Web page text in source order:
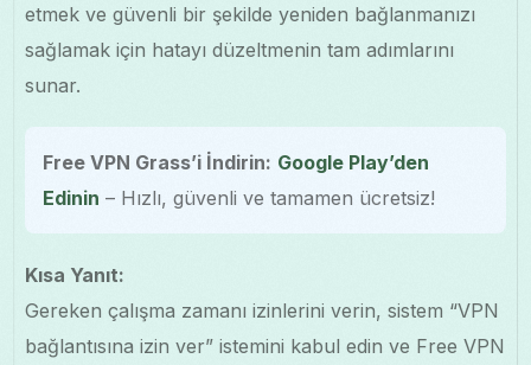
etmek ve güvenli bir şekilde yeniden bağlanmanızı
sağlamak için hatayı düzeltmenin tam adımlarını
sunar.
Free VPN Grass’i İndirin: Google Play’den
Edinin – Hızlı, güvenli ve tamamen ücretsiz!
Kısa Yanıt:
Gereken çalışma zamanı izinlerini verin, sistem “VPN
bağlantısına izin ver” istemini kabul edin ve Free VPN